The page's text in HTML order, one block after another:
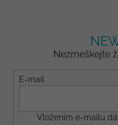
Nezmeškejte
E-mail
Vložením e-mailu